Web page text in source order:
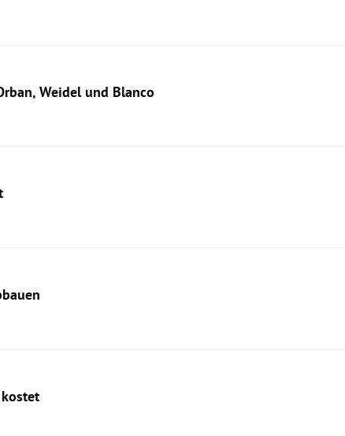
Weidel und Blanco